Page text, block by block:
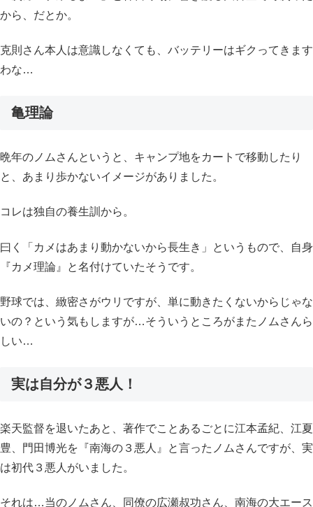
から、だとか。
克則さん本人は意識しなくても、バッテリーはギクってきます
わな…
亀理論
晩年のノムさんというと、キャンプ地をカートで移動したり
と、あまり歩かないイメージがありました。
コレは独自の養生訓から。
曰く「カメはあまり動かないから長生き」というもので、自身
『カメ理論』と名付けていたそうです。
野球では、緻密さがウリですが、単に動きたくないからじゃな
いの？という気もしますが…そういうところがまたノムさんら
しい…
実は自分が３悪人！
楽天監督を退いたあと、著作でことあるごとに江本孟紀、江夏
豊、門田博光を『南海の３悪人』と言ったノムさんですが、実
は初代３悪人がいました。
それは…当のノムさん、同僚の広瀬叔功さん、南海の大エース